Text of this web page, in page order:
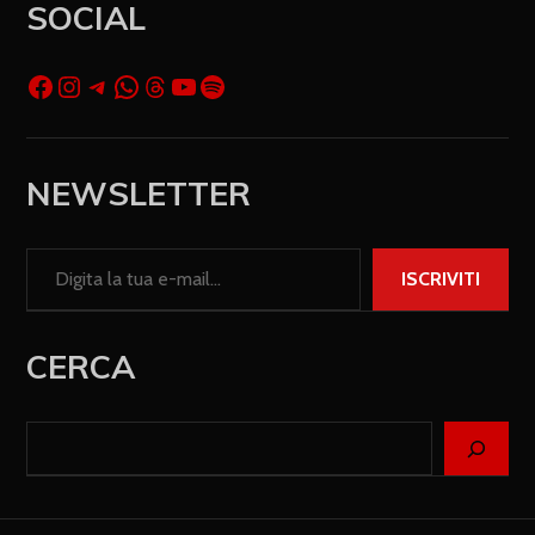
SOCIAL
NEWSLETTER
ISCRIVITI
CERCA